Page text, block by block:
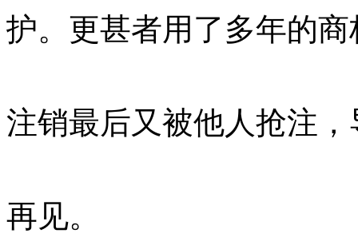
护。更甚者用了多年的
注销最后又被他人抢注
再见。